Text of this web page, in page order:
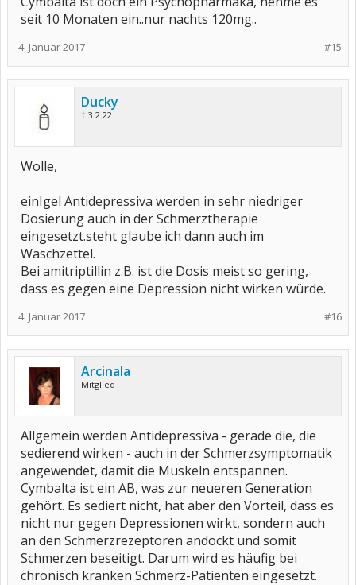
Nach nur einer Woche riet mir mein Arzt wieder das Medikament
Da ich es noch nicht allzu lange eingenommen hatte ,ließ ich es
langsam ausschleichen und hatte nur wenige Absetzsymptome.
Obwohl mir diese nach nur kurzer Zeit schon
gereicht haben.
Am besten du sprichst deinen behandelnden Arzt darauf an,
vielleicht hat er ja
Alles Gute
seit 10 Monaten ein..nur nachts 120mg..
#15
4. Januar 2017
Ducky
† 3.2.22
Wolle,
einIgel Antidepressiva werden in sehr niedriger
Dosierung auch in der Schmerztherapie
eingesetzt.steht glaube ich dann auch im
Waschzettel.
Bei amitriptillin z.B. ist die Dosis meist so gering,
dass es gegen eine Depression nicht wirken würde.
#16
4. Januar 2017
Arcinala
Mitglied
Allgemein werden Antidepressiva - gerade die, die
sedierend wirken - auch in der Schmerzsymptomatik
angewendet, damit die Muskeln entspannen.
Cymbalta ist ein AB, was zur neueren Generation
gehört. Es sediert nicht, hat aber den Vorteil, dass es
nicht nur gegen Depressionen wirkt, sondern auch
an den Schmerzrezeptoren andockt und somit
Schmerzen beseitigt. Darum wird es häufig bei
chronisch kranken Schmerz-Patienten eingesetzt.